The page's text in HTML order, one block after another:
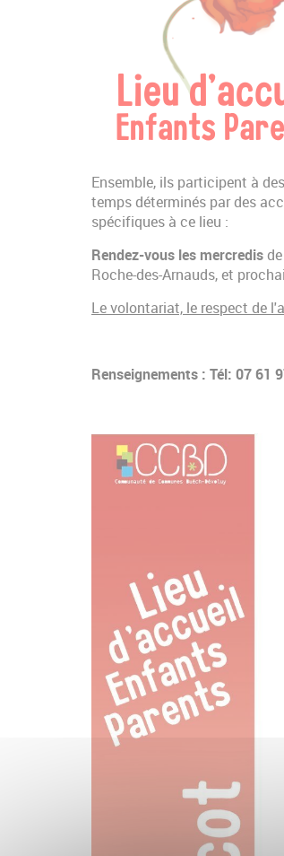
Ensemble, ils participent à
temps déterminés par des
spécifiques à ce lieu :
Rendez-vous les mercredis
Roche-des-Arnauds, et
Le volontariat, le respect de
Renseignements : Tél: 07 61